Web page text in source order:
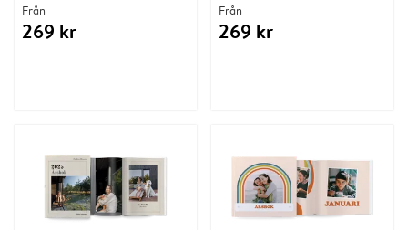
Från
269 kr
Från
269 kr